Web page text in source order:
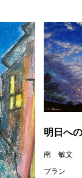
明日へ
南 敏文
プラン